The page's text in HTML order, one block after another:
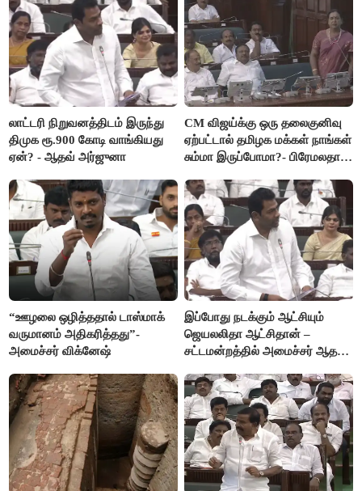
லாட்டரி நிறுவனத்திடம் இருந்து
திமுக ரூ.900 கோடி வாங்கியது
ஏன்? - ஆதவ் அர்ஜுனா
CM விஜய்க்கு ஒரு தலைகுனிவு
ஏற்பட்டால் தமிழக மக்கள் நாங்கள்
சும்மா இருப்போமா?- பிரேமலதா
“ஊழலை ஒழித்ததால் டாஸ்மாக்
வருமானம் அதிகரித்தது”-
அமைச்சர் விக்னேஷ்
இப்போது நடக்கும் ஆட்சியும்
ஜெயலலிதா ஆட்சிதான் –
சட்டமன்றத்தில் அமைச்சர் ஆதவ்